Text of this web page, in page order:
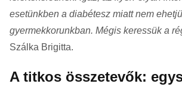
esetünkben a diabétesz miatt nem
gyermekkorunkban. Mégis keressük a
Szálka Brigitta.
A titkos összetevők: